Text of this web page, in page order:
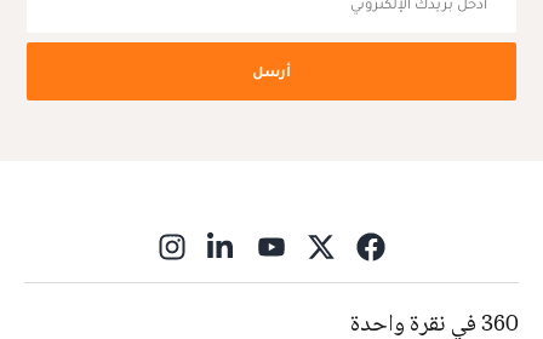
أرسل
360 في نقرة واحدة